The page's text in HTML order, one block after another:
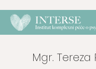
Mgr. Tereza